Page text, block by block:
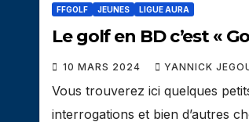
FFGOLF JEUNES LIGUE AURA
Le golf en BD c’est «
10 MARS 2024 YANNICK
Vous trouverez ici quelques
interrogations et bien d’autres